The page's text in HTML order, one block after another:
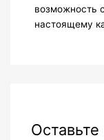
возможность
настоящему